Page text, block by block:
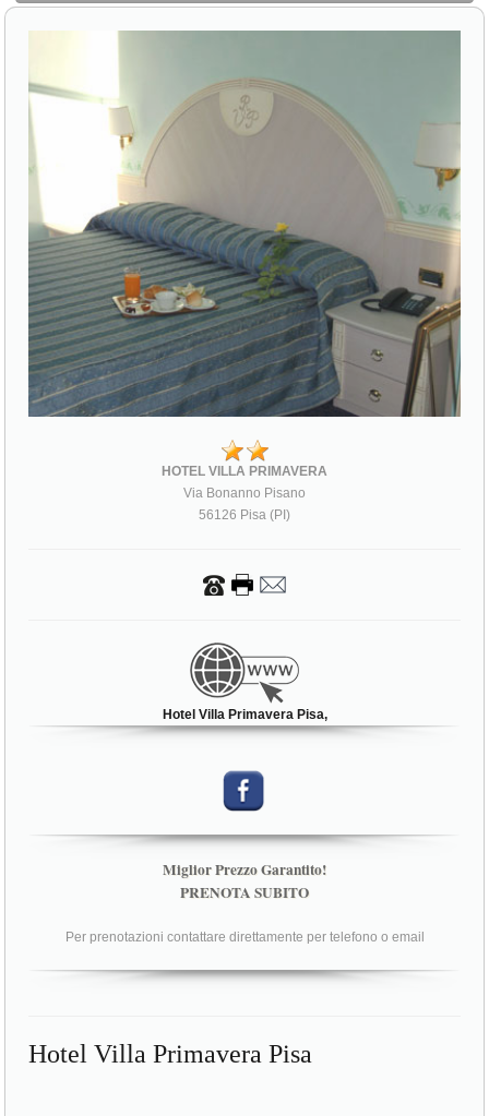
HOTEL VILLA PRIMAVERA
Via Bonanno Pisano
56126 Pisa (PI)
Hotel Villa Primavera Pisa,
Miglior Prezzo Garantito!
PRENOTA SUBITO
Per prenotazioni contattare direttamente per telefono o email
Hotel Villa Primavera Pisa